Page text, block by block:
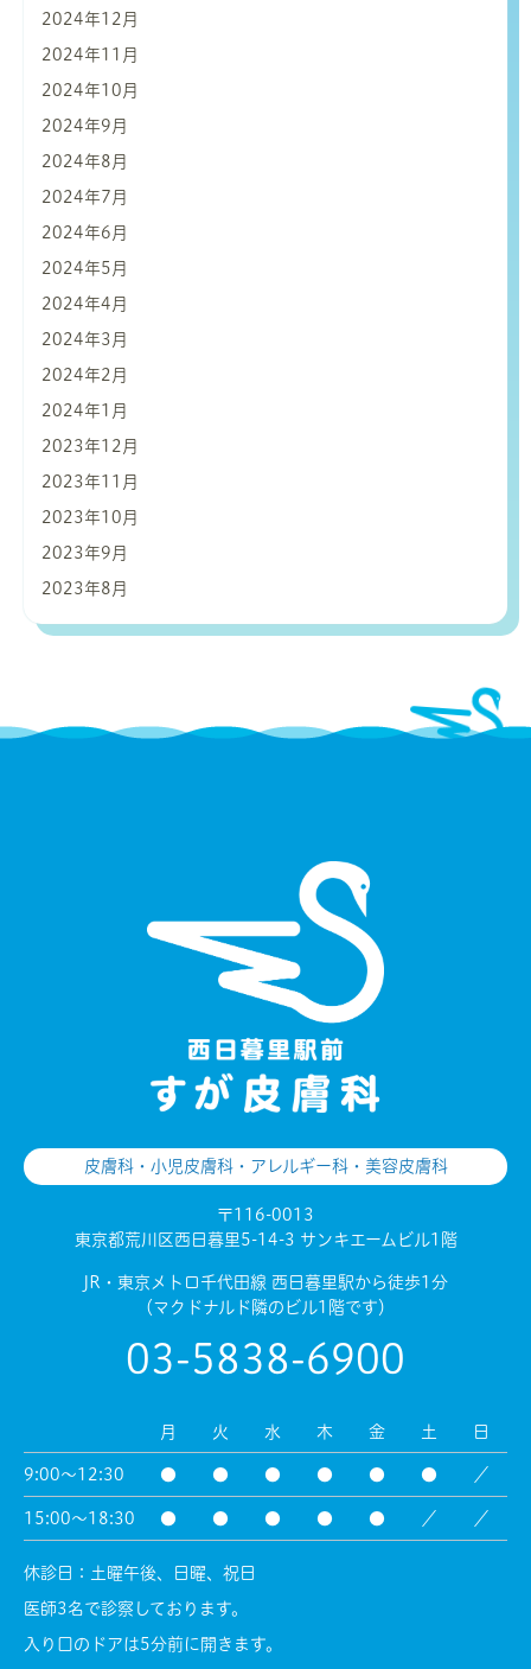
2024年12月
2024年11月
2024年10月
2024年9月
2024年8月
2024年7月
2024年6月
2024年5月
2024年4月
2024年3月
2024年2月
2024年1月
2023年12月
2023年11月
2023年10月
2023年9月
2023年8月
皮膚科・小児皮膚科・アレルギー科・美容皮膚科
〒116-0013
東京都荒川区西日暮里5-14-3 サンキエームビル1階
JR・東京メトロ千代田線 西日暮里駅から徒歩1分
（マクドナルド隣のビル1階です）
03-5838-6900
月 火 水 木 金 土 日
9:00～12:30 ● ● ● ● ● ● ／
15:00～18:30 ● ● ● ● ● ／ ／
休診日：土曜午後、日曜、祝日
医師3名で診察しております。
入り口のドアは5分前に開きます。